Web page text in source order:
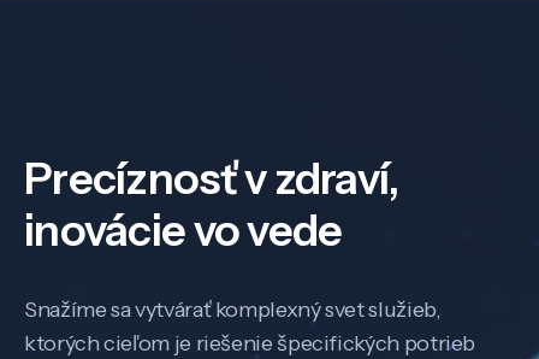
Precíznosť v zdraví,
inovácie vo vede
Snažíme sa vytvárať komplexný svet služieb,
ktorých cieľom je riešenie špecifických potrieb